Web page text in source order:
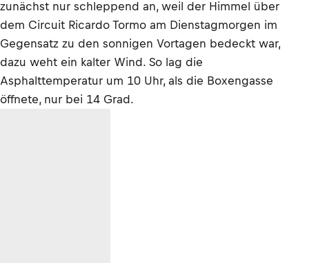
zunächst nur schleppend an, weil der Himmel über
dem Circuit Ricardo Tormo am Dienstagmorgen im
Gegensatz zu den sonnigen Vortagen bedeckt war,
dazu weht ein kalter Wind. So lag die
Asphalttemperatur um 10 Uhr, als die Boxengasse
öffnete, nur bei 14 Grad.